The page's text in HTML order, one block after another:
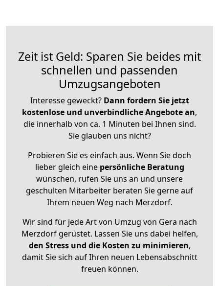
Zeit ist Geld: Sparen Sie beides mit
schnellen und passenden
Umzugsangeboten
Interesse geweckt? Dann fordern Sie jetzt
kostenlose und unverbindliche Angebote an,
die innerhalb von ca. 1 Minuten bei Ihnen sind.
Sie glauben uns nicht?
Probieren Sie es einfach aus. Wenn Sie doch
lieber gleich eine persönliche Beratung
wünschen, rufen Sie uns an und unsere
geschulten Mitarbeiter beraten Sie gerne auf
Ihrem neuen Weg nach Merzdorf.
Wir sind für jede Art von Umzug von Gera nach
Merzdorf gerüstet. Lassen Sie uns dabei helfen,
den Stress und die Kosten zu minimieren,
damit Sie sich auf Ihren neuen Lebensabschnitt
freuen können.